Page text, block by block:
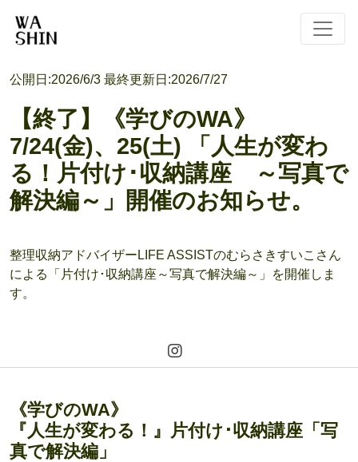
公開日:2026/6/3 最終更新日:2026/7/27
【終了】《学びのWA》
7/24(金)、25(土) 「人生が変わ
る！片付け･収納講座 ～写真で
解決編～」開催のお知らせ。
整理収納アドバイザーLIFE ASSISTのむらさきすいこさん
による「片付け･収納講座～写真で解決編～」を開催しま
す。
《学びのWA》
『人生が変わる！』片付け･収納講座「写
真で解決編」